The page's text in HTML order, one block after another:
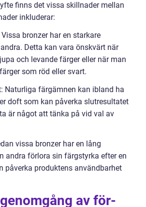
finns det vissa skillnader mellan
inkluderar:
bronzer har en starkare
Detta kan vara önskvärt när
och levande färger eller när man
som röd eller svart.
Naturliga färgämnen kan ibland ha
doft som kan påverka slutresultatet
är något att tänka på vid val av
vissa bronzer har en lång
andra förlora sin färgstyrka efter en
påverka produktens användbarhet
av för-